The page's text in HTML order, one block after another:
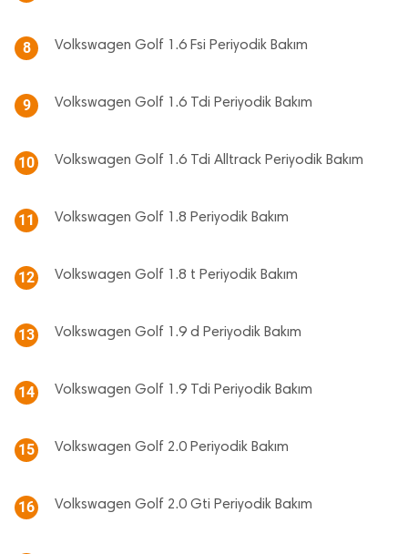
8 Volkswagen Golf 1.6 Fsi Periyodik Bakım
9 Volkswagen Golf 1.6 Tdi Periyodik Bakım
10 Volkswagen Golf 1.6 Tdi Alltrack Periyodik Bakım
11 Volkswagen Golf 1.8 Periyodik Bakım
12 Volkswagen Golf 1.8 t Periyodik Bakım
13 Volkswagen Golf 1.9 d Periyodik Bakım
14 Volkswagen Golf 1.9 Tdi Periyodik Bakım
15 Volkswagen Golf 2.0 Periyodik Bakım
16 Volkswagen Golf 2.0 Gti Periyodik Bakım